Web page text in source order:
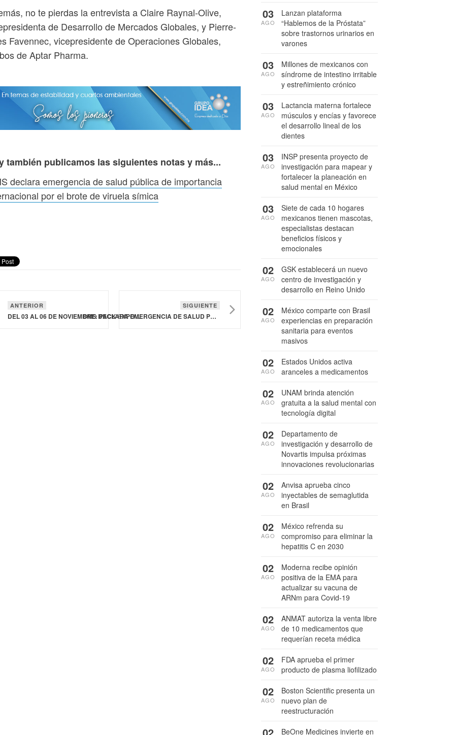
no te pierdas la entrevista a Claire Raynal-Olive,
de Desarrollo de Mercados Globales, y Pierre-
Favennec, vicepresidente de Operaciones Globales,
de Aptar Pharma.
también publicamos las siguientes notas y más...
declara emergencia de salud pública de importancia
por el brote de viruela símica
ANTERIOR
DEL 03 AL 06 DE NOVIEMBRE: PACK EXPO CHICAGO
SIGUIENTE
OMS DECLARA EMERGENCIA DE SALUD PÚBLICA DE IMPORTANCIA INTERNACIONAL POR EL BROTE DE VIRUELA SÍMICA
Lanzan plataforma
“Hablemos de la Próstata”
sobre trastornos urinarios en
varones
03
AGO
Millones de mexicanos con
síndrome de intestino irritable
y estreñimiento crónico
03
AGO
Lactancia materna fortalece
músculos y encías y favorece
el desarrollo lineal de los
dientes
03
AGO
INSP presenta proyecto de
investigación para mapear y
fortalecer la planeación en
salud mental en México
03
AGO
Siete de cada 10 hogares
mexicanos tienen mascotas,
especialistas destacan
beneficios físicos y
emocionales
03
AGO
GSK establecerá un nuevo
centro de investigación y
desarrollo en Reino Unido
02
AGO
México comparte con Brasil
experiencias en preparación
sanitaria para eventos
masivos
02
AGO
Estados Unidos activa
aranceles a medicamentos
02
AGO
UNAM brinda atención
gratuita a la salud mental con
tecnología digital
02
AGO
Departamento de
investigación y desarrollo de
Novartis impulsa próximas
innovaciones revolucionarias
02
AGO
Anvisa aprueba cinco
inyectables de semaglutida
en Brasil
02
AGO
México refrenda su
compromiso para eliminar la
hepatitis C en 2030
02
AGO
Moderna recibe opinión
positiva de la EMA para
actualizar su vacuna de
ARNm para Covid-19
02
AGO
ANMAT autoriza la venta libre
de 10 medicamentos que
requerían receta médica
02
AGO
FDA aprueba el primer
producto de plasma liofilizado
02
AGO
Boston Scientific presenta un
nuevo plan de
reestructuración
02
AGO
BeOne Medicines invierte en